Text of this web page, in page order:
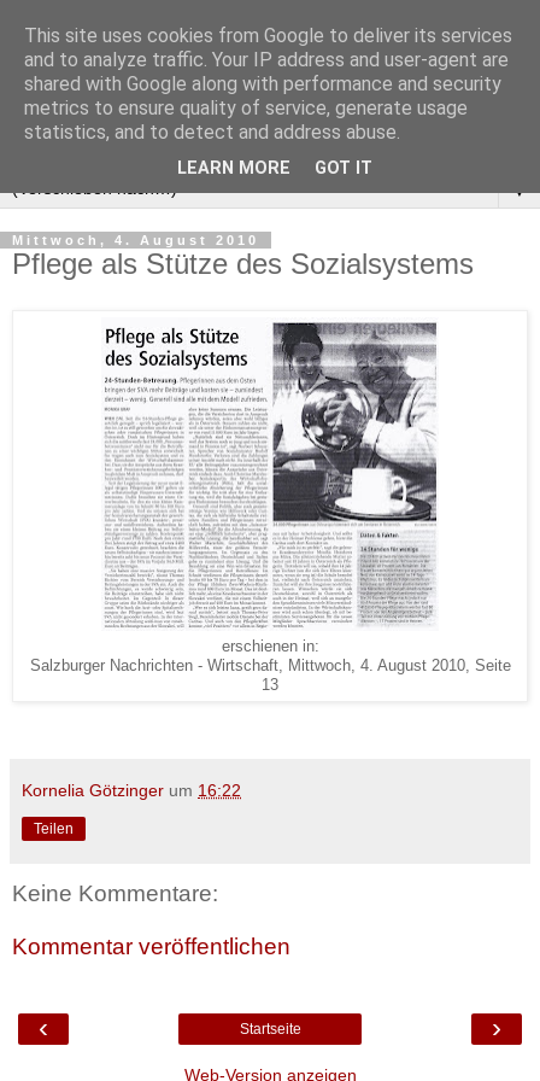
▼
Mittwoch, 4. August 2010
Pflege als Stütze des Sozialsystems
erschienen in:
Salzburger Nachrichten - Wirtschaft, Mittwoch, 4. August 2010, Seite
13
Kornelia Götzinger um 16:22
Teilen
Keine Kommentare:
Kommentar veröffentlichen
‹ ›
Startseite
Web-Version anzeigen
This site uses cookies from Google to deliver its services
and to analyze traffic. Your IP address and user-agent are
shared with Google along with performance and security
metrics to ensure quality of service, generate usage
statistics, and to detect and address abuse.
LEARN MORE GOT IT